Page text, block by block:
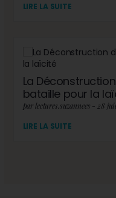
LIRE LA SUITE
La
bataille pour la
par
LIRE LA SUITE